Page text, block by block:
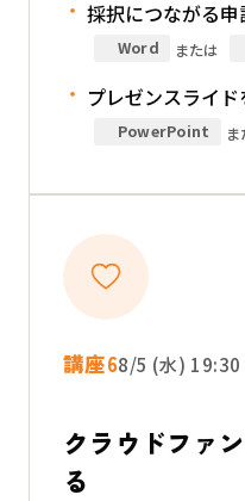
採択につながる
Word
または
プレゼンスライド
PowerPoint
講座68/5 (水)
クラウドファ
る